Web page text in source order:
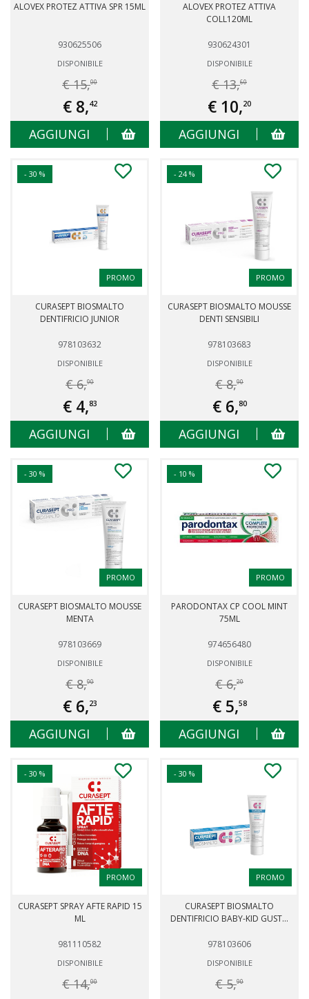
ALOVEX PROTEZ ATTIVA SPR 15ML
930625506
DISPONIBILE
€ 15,00
€ 8,42
AGGIUNGI
ALOVEX PROTEZ ATTIVA
COLL120ML
930624301
DISPONIBILE
€ 13,60
€ 10,20
AGGIUNGI
- 30 %
PROMO
CURASEPT BIOSMALTO
DENTIFRICIO JUNIOR
978103632
DISPONIBILE
€ 6,90
€ 4,83
AGGIUNGI
- 24 %
PROMO
CURASEPT BIOSMALTO MOUSSE
DENTI SENSIBILI
978103683
DISPONIBILE
€ 8,90
€ 6,80
AGGIUNGI
- 30 %
PROMO
CURASEPT BIOSMALTO MOUSSE
MENTA
978103669
DISPONIBILE
€ 8,90
€ 6,23
AGGIUNGI
- 10 %
PROMO
PARODONTAX CP COOL MINT
75ML
974656480
DISPONIBILE
€ 6,20
€ 5,58
AGGIUNGI
- 30 %
PROMO
CURASEPT SPRAY AFTE RAPID 15
ML
981110582
DISPONIBILE
€ 14,00
- 30 %
PROMO
CURASEPT BIOSMALTO
DENTIFRICIO BABY-KID GUST...
978103606
DISPONIBILE
€ 5,90